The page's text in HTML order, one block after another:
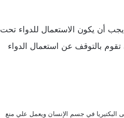
يجب أن يكون الاستعمال للدواء تحت
بالتوقف عن استعمال الدواء
البكتيريا في جسم الإنسان ويعمل علي منع